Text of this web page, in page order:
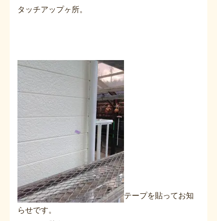
タッチアップヶ所。
テープを貼ってお知
らせです。